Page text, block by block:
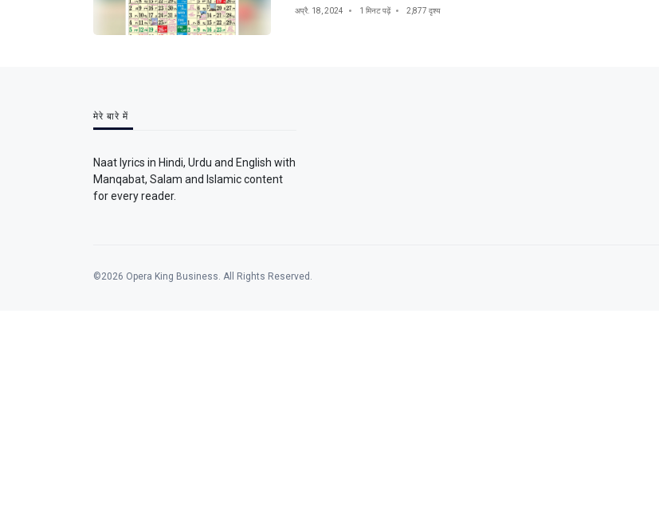
अप्रै. 18, 2024 1 मिनट पढ़ें 2,877 दृश्य
मेरे बारे में
Naat lyrics in Hindi, Urdu and English with
Manqabat, Salam and Islamic content
for every reader.
©2026 Opera King Business. All Rights Reserved.